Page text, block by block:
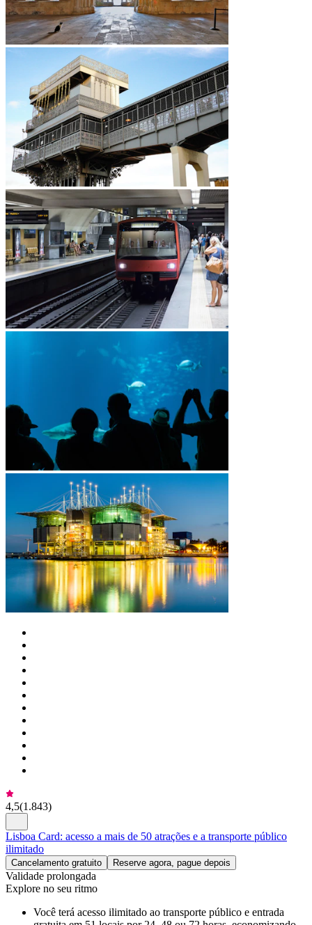
4,5(1.843)
Lisboa Card: acesso a mais de 50 atrações e a transporte público
ilimitado
Cancelamento gratuito Reserve agora, pague depois
Validade prolongada
Explore no seu ritmo
Você terá acesso ilimitado ao transporte público e entrada